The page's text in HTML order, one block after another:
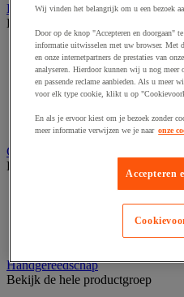
Elektrische toebehoren en
Bekijk de hele productgroep
Accessoires voor elektrisch
Batterij, oplader en kabel
Elektrische kabel
Elektrische uitrusting
Wandcontactdoos en
Gereedschap opbergen
Bekijk de hele productgroep
Assortimentsdoos en
Gereedschapskist en
Gereedschapskoffer en
Verrijdbare werktafel
Handgereedschap
Bekijk de hele productgroep
Wij vinden het belangrijk om u een bezoek
Door op de knop "Accepteren en doorgaan"
informatie uitwisselen met uw browser. Met
en onze internetpartners de prestaties van
analyseren. Hierdoor kunnen wij u nog meer
en passende reclame aanbieden. Als u meer
voor elk type cookie, klikt u op
En als je ervoor kiest om je bezoek zonder
meer informatie verwijzen we je naar onze
Accepteren